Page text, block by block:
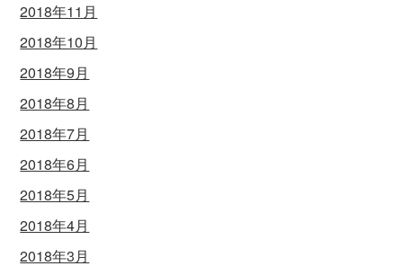
2018年11月
2018年10月
2018年9月
2018年8月
2018年7月
2018年6月
2018年5月
2018年4月
2018年3月